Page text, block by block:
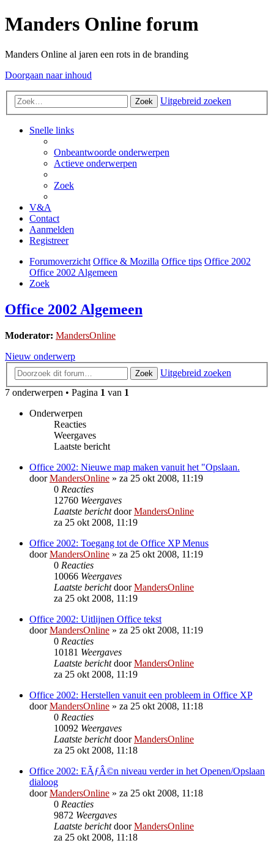
Manders Online forum
Manders Online al jaren een rots in de branding
Doorgaan naar inhoud
Zoek Uitgebreid zoeken
Snelle links
Onbeantwoorde onderwerpen
Actieve onderwerpen
Zoek
V&A
Contact
Aanmelden
Registreer
Forumoverzicht Office & Mozilla Office tips Office 2002
Office 2002 Algemeen
Zoek
Office 2002 Algemeen
Moderator: MandersOnline
Nieuw onderwerp
Zoek
Uitgebreid zoeken
7 onderwerpen • Pagina 1 van 1
Onderwerpen
Reacties
Weergaves
Laatste bericht
Office 2002: Nieuwe map maken vanuit het "Opslaan.
doorMandersOnline » za 25 okt 2008, 11:19
0 Reacties
12760 Weergaves
Laatste berichtdoorMandersOnline
za 25 okt 2008, 11:19
Office 2002: Toegang tot de Office XP Menus
doorMandersOnline » za 25 okt 2008, 11:19
0 Reacties
10066 Weergaves
Laatste berichtdoorMandersOnline
za 25 okt 2008, 11:19
Office 2002: Uitlijnen Office tekst
doorMandersOnline » za 25 okt 2008, 11:19
0 Reacties
10181 Weergaves
Laatste berichtdoorMandersOnline
za 25 okt 2008, 11:19
Office 2002: Herstellen vanuit een probleem in Office XP
doorMandersOnline » za 25 okt 2008, 11:18
0 Reacties
10092 Weergaves
Laatste berichtdoorMandersOnline
za 25 okt 2008, 11:18
Office 2002: EÃƒÂ©n niveau verder in het Openen/Opslaan
dialoog
doorMandersOnline » za 25 okt 2008, 11:18
0 Reacties
9872 Weergaves
Laatste berichtdoorMandersOnline
za 25 okt 2008, 11:18